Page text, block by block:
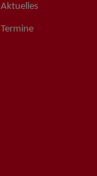
Aktuelles
Termine